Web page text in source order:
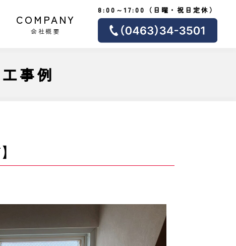
COMPANY
会社概要
8:00～17:00（日曜・祝日定休）
事例